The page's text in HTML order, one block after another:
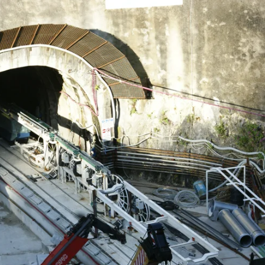
Informazione
al biologico italiano
Nord. Il settore è a
Evidenza Informazione News
Acque sempre agitate tra i
democratici di Caposele